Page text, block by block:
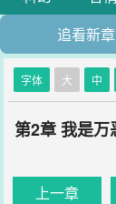
追看新
字体 大 中
第2章 我是万
上一章